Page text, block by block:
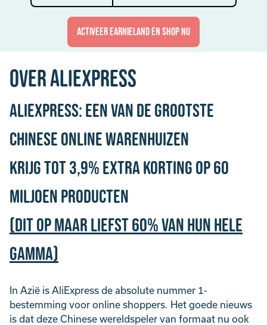
activeer Earnieland en shop nu
Over AliExpress
AliExpress: een van de grootste
Chinese online warenhuizen
Krijg tot 3,9% Extra Korting op 60
miljoen producten
(dit op maar liefst 60% van hun hele
gamma)
In Azië is AliExpress de absolute nummer 1-
bestemming voor online shoppers. Het goede nieuws
is dat deze Chinese wereldspeler van formaat nu ook